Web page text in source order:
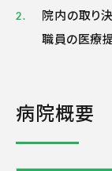
院内の取り
職員の医療
病院概要